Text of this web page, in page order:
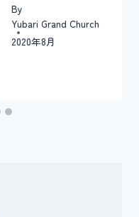
By
Yubari Grand Church
2020年8月